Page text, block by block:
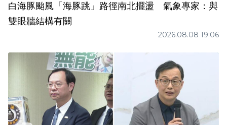
白海豚颱風「海豚跳」路徑南北擺盪 氣象專家：與
雙眼牆結構有關
2026.08.08 19:06